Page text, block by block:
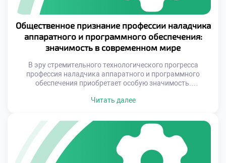
Общественное признание профессии наладчика
аппаратного и программного обеспечения:
значимость в современном мире
В эру стремительного технологического прогресса
профессия наладчика аппаратного и программного
обеспечения приобретает особую значимость.
настройки и обслуживания оборудования, которое
Качественная работа наладчика – это не просто
техническая работа, это искусство понимать и
адаптировать технологии под нужды пользователей,
создавая тем самым базу для эффективного […]
Читать далее